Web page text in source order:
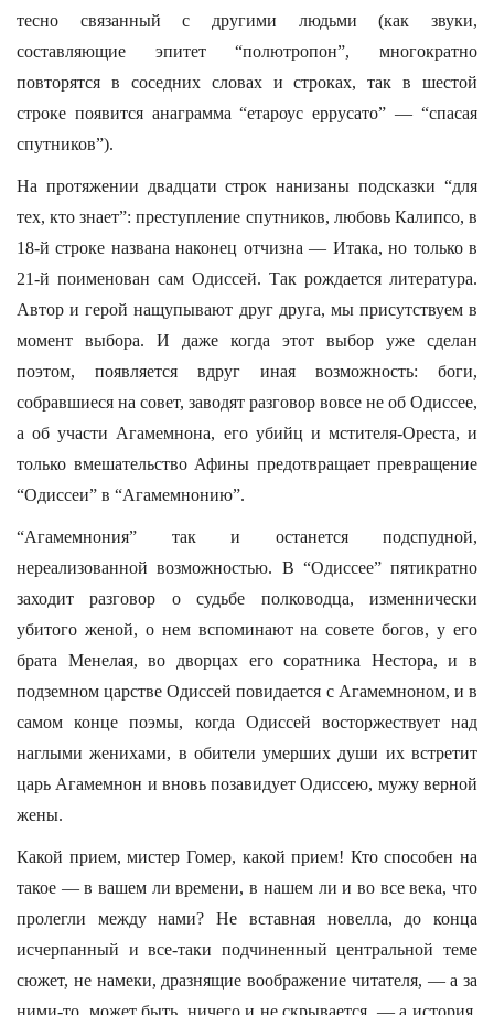
тесно связанный с другими людьми (как звуки,
составляющие эпитет “полютропон”, многократно
повторятся в соседних словах и строках, так в шестой
строке появится анаграмма “етароус еррусато” — “спасая
спутников”).
На протяжении двадцати строк нанизаны подсказки “для
тех, кто знает”: преступление спутников, любовь Калипсо, в
18-й строке названа наконец отчизна — Итака, но только в
21-й поименован сам Одиссей. Так рождается литература.
Автор и герой нащупывают друг друга, мы присутствуем в
момент выбора. И даже когда этот выбор уже сделан
поэтом, появляется вдруг иная возможность: боги,
собравшиеся на совет, заводят разговор вовсе не об Одиссее,
а об участи Агамемнона, его убийц и мстителя-Ореста, и
только вмешательство Афины предотвращает превращение
“Одиссеи” в “Агамемнонию”.
“Агамемнония” так и останется подспудной,
нереализованной возможностью. В “Одиссее” пятикратно
заходит разговор о судьбе полководца, изменнически
убитого женой, о нем вспоминают на совете богов, у его
брата Менелая, во дворцах его соратника Нестора, и в
подземном царстве Одиссей повидается с Агамемноном, и в
самом конце поэмы, когда Одиссей восторжествует над
наглыми женихами, в обители умерших души их встретит
царь Агамемнон и вновь позавидует Одиссею, мужу верной
жены.
Какой прием, мистер Гомер, какой прием! Кто способен на
такое — в вашем ли времени, в нашем ли и во все века, что
пролегли между нами? Не вставная новелла, до конца
исчерпанный и все-таки подчиненный центральной теме
сюжет, не намеки, дразнящие воображение читателя, — а за
ними-то, может быть, ничего и не скрывается, — а история,